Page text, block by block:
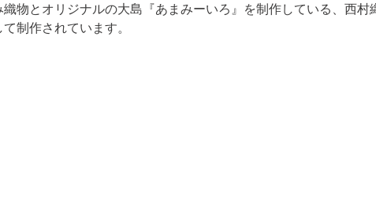
物とオリジナルの大島『あまみーいろ』を制作している、西村
制作されています。